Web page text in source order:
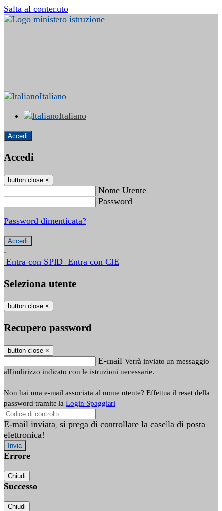
Salta al contenuto
Italiano
Italiano
Accedi
Accedi
button close ×
Nome Utente
Password
Password dimenticata?
-
Entra con SPID Entra con CIE
Seleziona utente
button close ×
Recupero password
button close ×
E-mail Verrà inviato un messaggio
all'indirizzo indicato con le istruzioni necessarie.
Non hai una e-mail associata al nome utente? Effettua il reset della
password tramite la Login Spaggiari
E-mail inviata, si prega di controllare la casella di posta
elettronica!
Errore
Chiudi
Successo
Chiudi